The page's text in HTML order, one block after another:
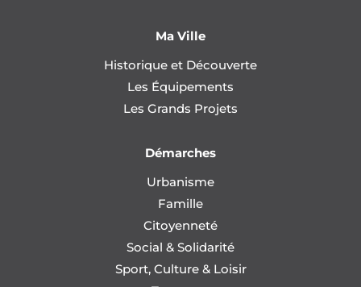
Ma Ville
Historique et Découverte
Les Équipements
Les Grands Projets
Démarches
Urbanisme
Famille
Citoyenneté
Social & Solidarité
Sport, Culture & Loisir